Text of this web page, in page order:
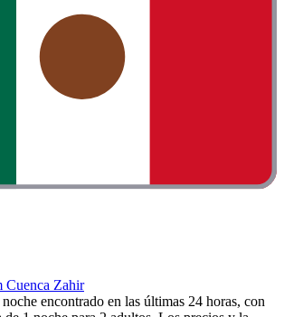
Cuenca Zahir
encontrado en las últimas 24 horas, con